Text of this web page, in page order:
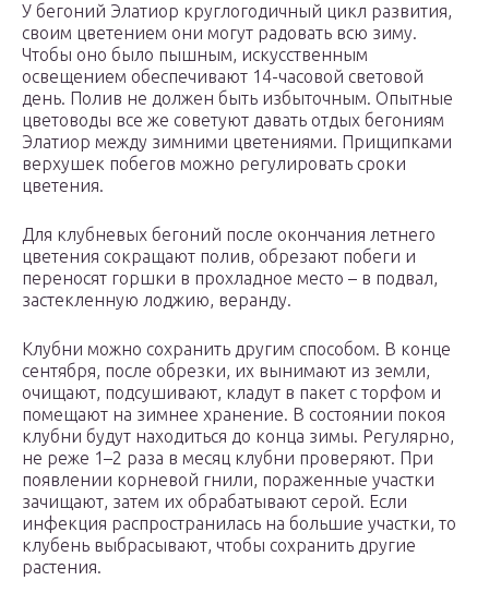
У бегоний Элатиор круглогодичный цикл развития,
своим цветением они могут радовать всю зиму.
Чтобы оно было пышным, искусственным
освещением обеспечивают 14-часовой световой
день. Полив не должен быть избыточным. Опытные
цветоводы все же советуют давать отдых бегониям
Элатиор между зимними цветениями. Прищипками
верхушек побегов можно регулировать сроки
цветения.
Для клубневых бегоний после окончания летнего
цветения сокращают полив, обрезают побеги и
переносят горшки в прохладное место – в подвал,
застекленную лоджию, веранду.
Клубни можно сохранить другим способом. В конце
сентября, после обрезки, их вынимают из земли,
очищают, подсушивают, кладут в пакет с торфом и
помещают на зимнее хранение. В состоянии покоя
клубни будут находиться до конца зимы. Регулярно,
не реже 1–2 раза в месяц клубни проверяют. При
появлении корневой гнили, пораженные участки
зачищают, затем их обрабатывают серой. Если
инфекция распространилась на большие участки, то
клубень выбрасывают, чтобы сохранить другие
растения.